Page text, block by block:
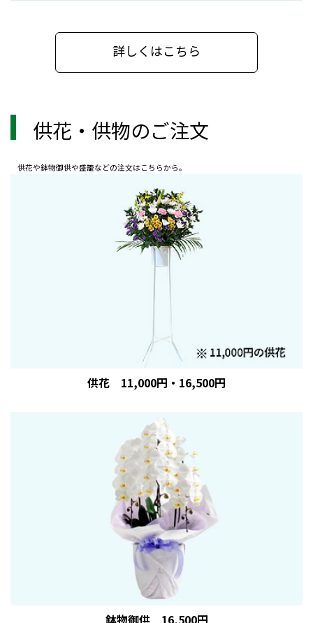
2024.06.09
論文発表ー
京都大学 学際融合教育研究推進センター 政策のための科学
研究科 谷山洋三 准教授らの研究グループで「日本における
死別 悲嘆の経過に関する調査」を行い2020年に論文を発表
全日本葬祭業協同組合連合会(全葬連)は本件に関わる調査に
本論文によると、葬儀や供養の儀式の個別化・縮小・簡略
化は、単に個人的・社会心 理的な嗜好の問題ではなく、 遺
族の公的医療費や社会福祉依存への影響を伴うものである
と示されています。また遺族の悲嘆は、摂食障害や睡眠障
する死別後の儀式を通した 悲痛の軽減が最も必要とするの
は、 心の準備も全くできていない状態で死別に直面した
人々であると書かれています。
(論文はこちらからご覧いただけます「死別悲嘆、葬
儀、貧困が、日本で遺族の健康、生産性、医療依存に及ぼ
この度、当社は持続可能な開発目標（SDGs：Sustainable
Development Goals）に賛同し、株式会社中国銀行が実施
する「ちゅうぎんSDGsサポート」を通じ、『SDGs宣言』
を策定いたしました。事業を通じて地域との連携を深め、
お客さま一人ひとりに寄り添ったサービスを提供できるよ
う、地域密着型葬儀社として持続可能なより良い社会の実
(こちらから当社SDGs宣言のPDFがご覧いただけま
詳しくはこちら
供花・供物のご注文
供花や鉢物御供や盛籠などの注文はこちらから。
供花 11,000円・16,500円